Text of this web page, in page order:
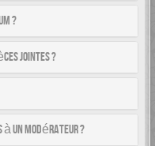
?
jointes ?
à un modérateur ?